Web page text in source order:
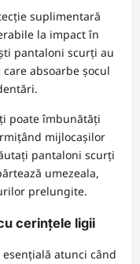
suplimentară
la impact în
pantaloni scurți au
absoarbe șocul
poate îmbunătăți
mijlocașilor
pantaloni scurți
umezeala,
prelungite.
cerințele ligii
atunci când